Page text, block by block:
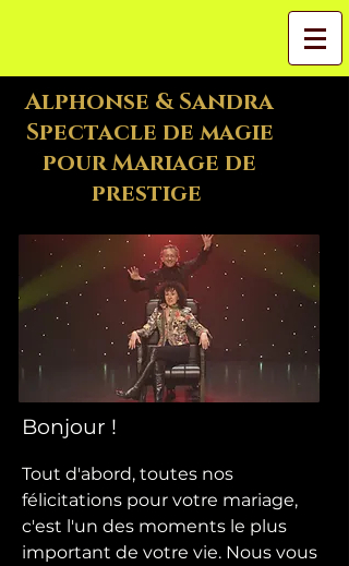
Alphonse & Sandra
Spectacle de magie
pour Mariage de
prestige
Bonjour !
Tout d'abord, toutes nos
félicitations pour votre mariage,
c'est l'un des moments le plus
important de votre vie. Nous vous